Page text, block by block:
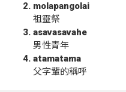
molapangolai
祖靈祭
asavasavahe
男性青年
atamatama
父字輩的稱呼